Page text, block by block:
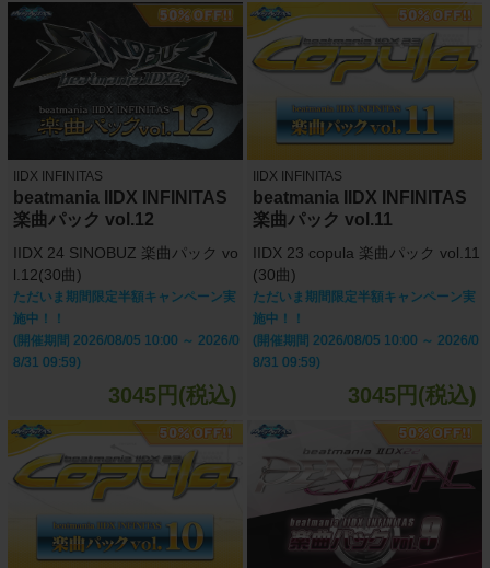
IIDX INFINITAS
beatmania IIDX INFINITAS
楽曲パック vol.12
IIDX 24 SINOBUZ 楽曲パック vo
l.12(30曲)
ただいま期間限定半額キャンペーン実
施中！！
(開催期間 2026/08/05 10:00 ～ 2026/0
8/31 09:59)
3045円(税込)
IIDX INFINITAS
beatmania IIDX INFINITAS
楽曲パック vol.11
IIDX 23 copula 楽曲パック vol.11
(30曲)
ただいま期間限定半額キャンペーン実
施中！！
(開催期間 2026/08/05 10:00 ～ 2026/0
8/31 09:59)
3045円(税込)